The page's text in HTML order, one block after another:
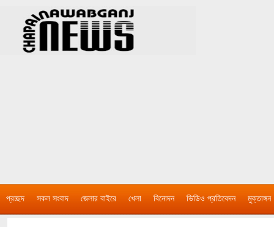
প্রচ্ছদ সকল সংবাদ জেলার বাইরে খেলা বিনোদন ভিডিও প্রতিবেদন মুক্তাঙ্গন